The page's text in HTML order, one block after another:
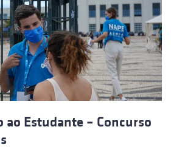
ao Estudante – Concurso